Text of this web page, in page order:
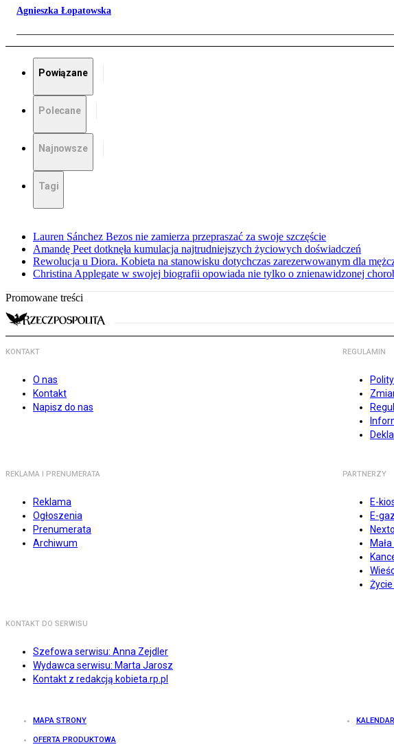
Agnieszka Łopatowska
Powiązane
Polecane
Najnowsze
Tagi
Lauren Sánchez Bezos nie zamierza przepraszać za swoje szczęście
Amandę Peet dotknęła kumulacja najtrudniejszych życiowych doświadczeń
Rewolucja u Diora. Kobieta na stanowisku dotychczas zarezerwowanym dla
Christina Applegate w swojej biografii opowiada nie tylko o znienawidzonej
Promowane treści
KONTAKT
O nas
Kontakt
Napisz do nas
REGULAMIN
REKLAMA I PRENUMERATA
Reklama
Ogłoszenia
Prenumerata
Archiwum
PARTNERZY
E-
E-
KONTAKT DO SERWISU
Szefowa serwisu: Anna Zejdler
Wydawca serwisu: Marta Jarosz
Kontakt z redakcją kobieta.rp.pl
MAPA STRONY
OFERTA PRODUKTOWA